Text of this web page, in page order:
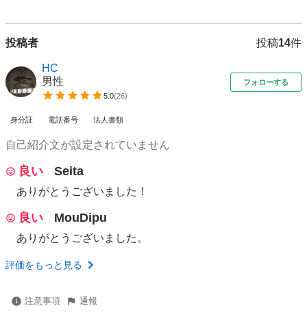
投稿者 投稿14件
HC
男性
5.0(26)
フォローする
身分証 電話番号 法人書類
自己紹介文が設定されていません
良い Seita
ありがとうございました！
良い MouDipu
ありがとうございました。
評価をもっと見る
注意事項 通報